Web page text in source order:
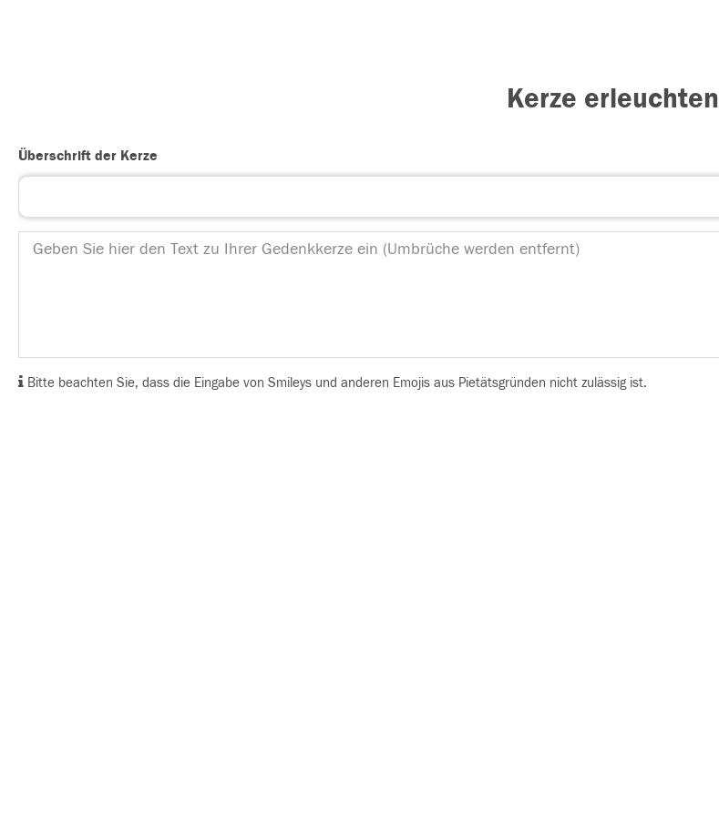
Kerze erleuchten
Überschrift der Kerze
Bitte beachten Sie, dass die Eingabe von Smileys und anderen Emojis aus Pietätsgründen nicht zulässig ist.